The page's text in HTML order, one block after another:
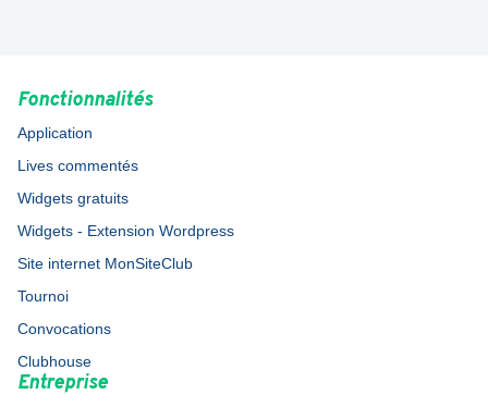
Fonctionnalités
Application
Lives commentés
Widgets gratuits
Widgets - Extension Wordpress
Site internet MonSiteClub
Tournoi
Convocations
Clubhouse
Entreprise